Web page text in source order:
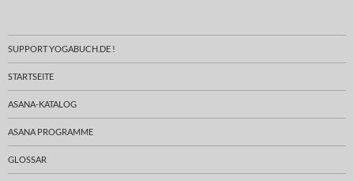
SUPPORT YOGABUCH.DE !
STARTSEITE
ASANA-KATALOG
ASANA PROGRAMME
GLOSSAR